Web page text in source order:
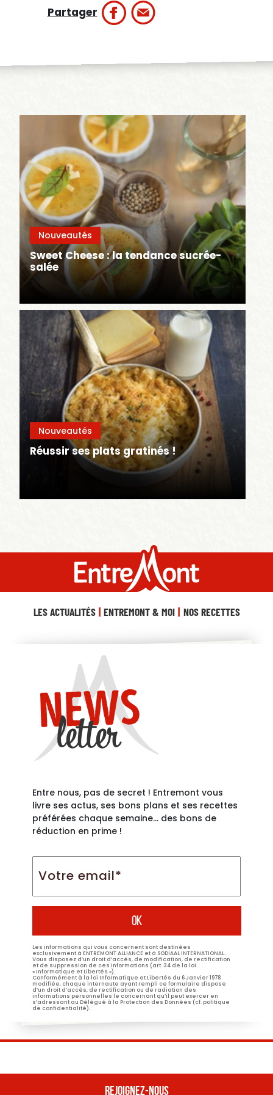
Partager
Nouveautés
Sweet Cheese : la tendance sucrée-
salée
Nouveautés
Réussir ses plats gratinés !
LES ACTUALITÉS ENTREMONT & MOI NOS RECETTES
Entre nous, pas de secret ! Entremont vous
livre ses actus, ses bons plans et ses recettes
préférées chaque semaine… des bons de
réduction en prime !
email*
Les informations qui vous concernent sont destinées
exclusivement à ENTREMONT ALLIANCE et à SODIAAL INTERNATIONAL.
Vous disposez d’un droit d’accès, de modification, de rectification
et de suppression de ces informations (art. 34 de la loi
« Informatique et Libertés »).
Conformément à la loi Informatique et Libertés du 6 Janvier 1978
modifiée, chaque internaute ayant rempli ce formulaire dispose
d’un droit d’accès, de rectification ou de radiation des
informations personnelles le concernant qu’il peut exercer en
s’adressant au Délégué à la Protection des Données (cf. politique
de confidentialité).
REJOIGNEZ-NOUS